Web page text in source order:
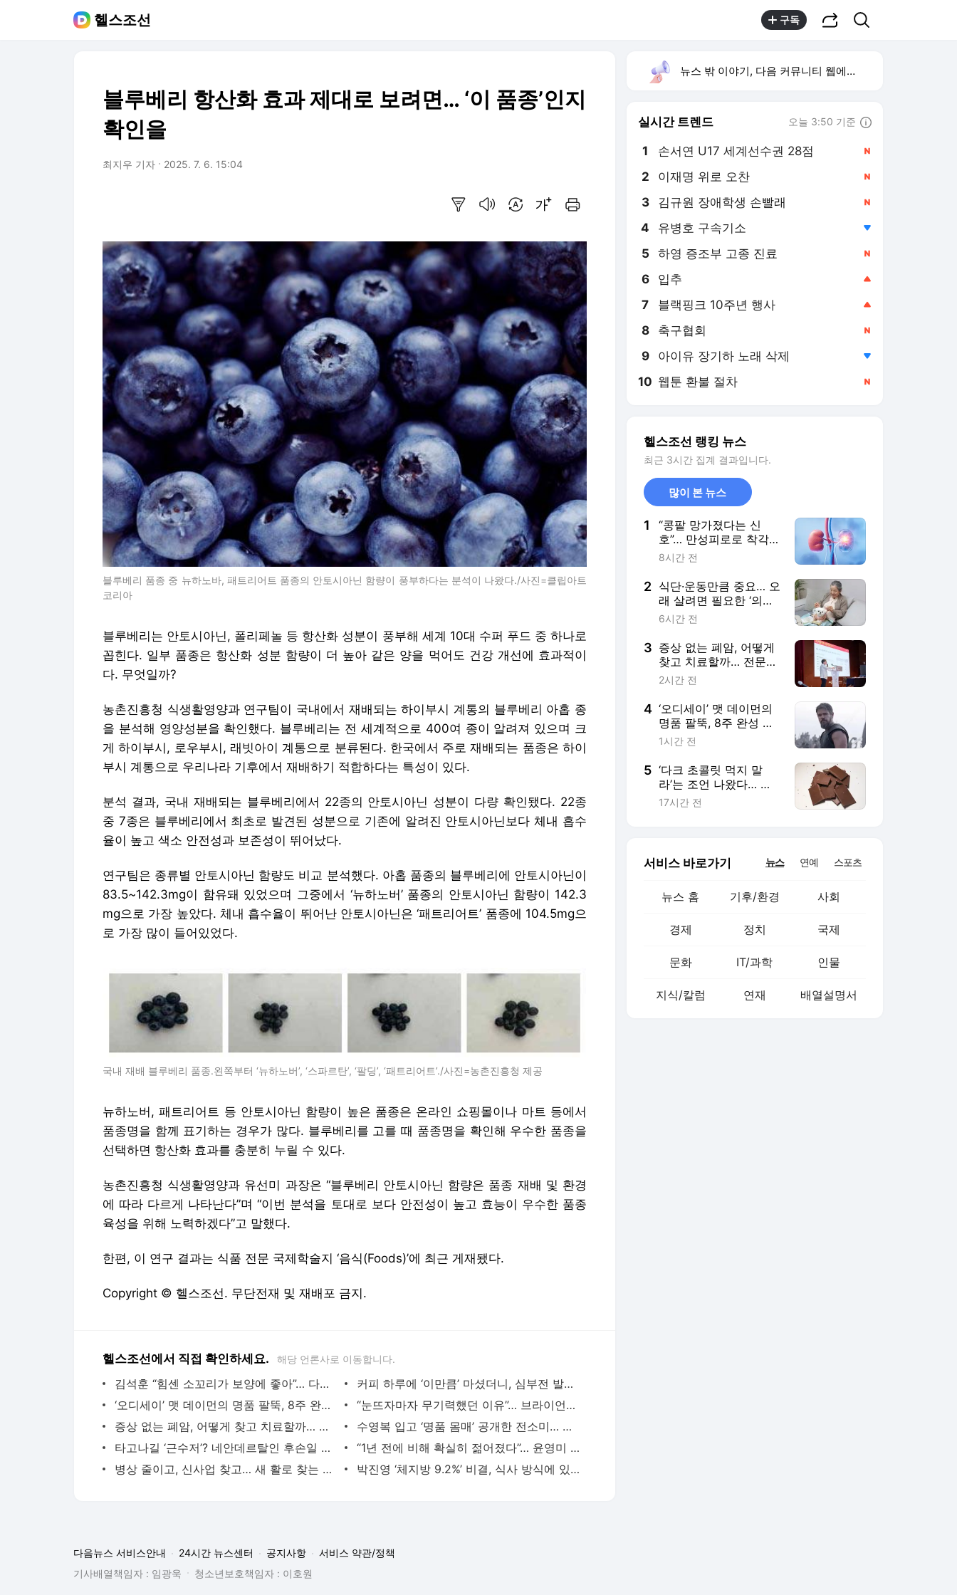
헬스조선 구독
블루베리 항산화 효과 제대로 보려면… ‘이 품종’인지
확인을
최지우 기자 2025. 7. 6. 15:04
블루베리 품종 중 뉴하노바, 패트리어트 품종의 안토시아닌 함량이 풍부하다는 분석이 나왔다./사진=클립아트
코리아
블루베리는 안토시아닌, 폴리페놀 등 항산화 성분이 풍부해 세계 10대 수퍼 푸드 중 하나로
꼽힌다. 일부 품종은 항산화 성분 함량이 더 높아 같은 양을 먹어도 건강 개선에 효과적이
다. 무엇일까?
농촌진흥청 식생활영양과 연구팀이 국내에서 재배되는 하이부시 계통의 블루베리 아홉 종
을 분석해 영양성분을 확인했다. 블루베리는 전 세계적으로 400여 종이 알려져 있으며 크
게 하이부시, 로우부시, 래빗아이 계통으로 분류된다. 한국에서 주로 재배되는 품종은 하이
부시 계통으로 우리나라 기후에서 재배하기 적합하다는 특성이 있다.
분석 결과, 국내 재배되는 블루베리에서 22종의 안토시아닌 성분이 다량 확인됐다. 22종
중 7종은 블루베리에서 최초로 발견된 성분으로 기존에 알려진 안토시아닌보다 체내 흡수
율이 높고 색소 안전성과 보존성이 뛰어났다.
연구팀은 종류별 안토시아닌 함량도 비교 분석했다. 아홉 품종의 블루베리에 안토시아닌이
83.5~142.3mg이 함유돼 있었으며 그중에서 ‘뉴하노버’ 품종의 안토시아닌 함량이 142.3
mg으로 가장 높았다. 체내 흡수율이 뛰어난 안토시아닌은 ‘패트리어트’ 품종에 104.5mg으
로 가장 많이 들어있었다.
국내 재배 블루베리 품종.왼쪽부터 ‘뉴하노버’, ‘스파르탄’, ‘팔딩’, ‘패트리어트’./사진=농촌진흥청 제공
뉴하노버, 패트리어트 등 안토시아닌 함량이 높은 품종은 온라인 쇼핑몰이나 마트 등에서
품종명을 함께 표기하는 경우가 많다. 블루베리를 고를 때 품종명을 확인해 우수한 품종을
선택하면 항산화 효과를 충분히 누릴 수 있다.
농촌진흥청 식생활영양과 유선미 과장은 “블루베리 안토시아닌 함량은 품종 재배 및 환경
에 따라 다르게 나타난다”며 “이번 분석을 토대로 보다 안전성이 높고 효능이 우수한 품종
육성을 위해 노력하겠다”고 말했다.
한편, 이 연구 결과는 식품 전문 국제학술지 ‘음식(Foods)’에 최근 게재됐다.
Copyright © 헬스조선. 무단전재 및 재배포 금지.
헬스조선에서 직접 확인하세요. 해당 언론사로 이동합니다.
김석훈 “힘센 소꼬리가 보양에 좋아”… 다른 부위보다 특별할까?
커피 하루에 ‘이만큼’ 마셨더니, 심부전 발생 줄었다
‘오디세이’ 맷 데이먼의 명품 팔뚝, 8주 완성 비결 있다
“눈뜨자마자 무기력했던 이유”… 브라이언이 지적한 뜻밖의 원인, 뭘까?
증상 없는 폐암, 어떻게 찾고 치료할까… 전문의들이 답했다
수영복 입고 ‘명품 몸매’ 공개한 전소미… 평소 꼭 챙기는 음식 있다는데?
타고나길 ‘근수저’? 네안데르탈인 후손일 가능성
“1년 전에 비해 확실히 젊어졌다”… 윤영미 그동안 받은 시술, 뭐야?
병상 줄이고, 신사업 찾고… 새 활로 찾는 대학 한방병원
박진영 ‘체지방 9.2%’ 비결, 식사 방식에 있다는데… 뭘까?
뉴스 밖 이야기, 다음 커뮤니티 웹에서 보기
실시간 트렌드 오늘 3:50 기준
1 손서연 U17 세계선수권 28점
2 이재명 위로 오찬
3 김규원 장애학생 손빨래
4 유병호 구속기소
5 하영 증조부 고종 진료
6 입추
7 블랙핑크 10주년 행사
8 축구협회
9 아이유 장기하 노래 삭제
10 웹툰 환불 절차
헬스조선 랭킹 뉴스
최근 3시간 집계 결과입니다.
많이 본 뉴스
1
“콩팥 망가졌다는 신
호”… 만성피로로 착각
쉬워도, ‘이 증상’ 동반되
8시간 전
2 식단·운동만큼 중요… 오
래 살려면 필요한 ‘의외
의 조건’
6시간 전
3 증상 없는 폐암, 어떻게
찾고 치료할까… 전문의
들이 답했다
2시간 전
4 ‘오디세이’ 맷 데이먼의
명품 팔뚝, 8주 완성 비
결 있다
1시간 전
5 ‘다크 초콜릿 먹지 말
라’는 조언 나왔다… 이
유 봤더니?
17시간 전
서비스 바로가기 뉴스 연예 스포츠
뉴스 홈 기후/환경 사회
경제 정치 국제
문화 IT/과학 인물
지식/칼럼 연재 배열설명서
다음뉴스 서비스안내 24시간 뉴스센터 공지사항
서비스 약관/정책
기사배열책임자 : 임광욱
청소년보호책임자 : 이호원